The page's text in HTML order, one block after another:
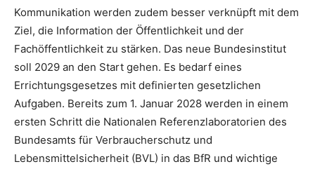
Kommunikation werden zudem besser verknüpft mit dem
Ziel, die Information der Öffentlichkeit und der
Fachöffentlichkeit zu stärken. Das neue Bundesinstitut
soll 2029 an den Start gehen. Es bedarf eines
Errichtungsgesetzes mit definierten gesetzlichen
Aufgaben. Bereits zum 1. Januar 2028 werden in einem
ersten Schritt die Nationalen Referenzlaboratorien des
Bundesamts für Verbraucherschutz und
Lebensmittelsicherheit (BVL) in das BfR und wichtige